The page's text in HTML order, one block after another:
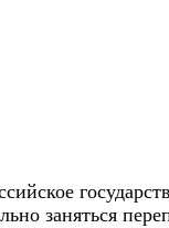
заняться